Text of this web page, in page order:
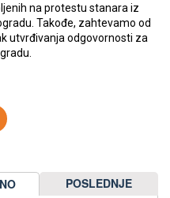
na protestu stanara iz
Takođe, zahtevamo od
utvrđivanja odgovornosti za
POSLEDNJE